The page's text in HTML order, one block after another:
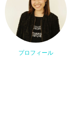
プロフィール